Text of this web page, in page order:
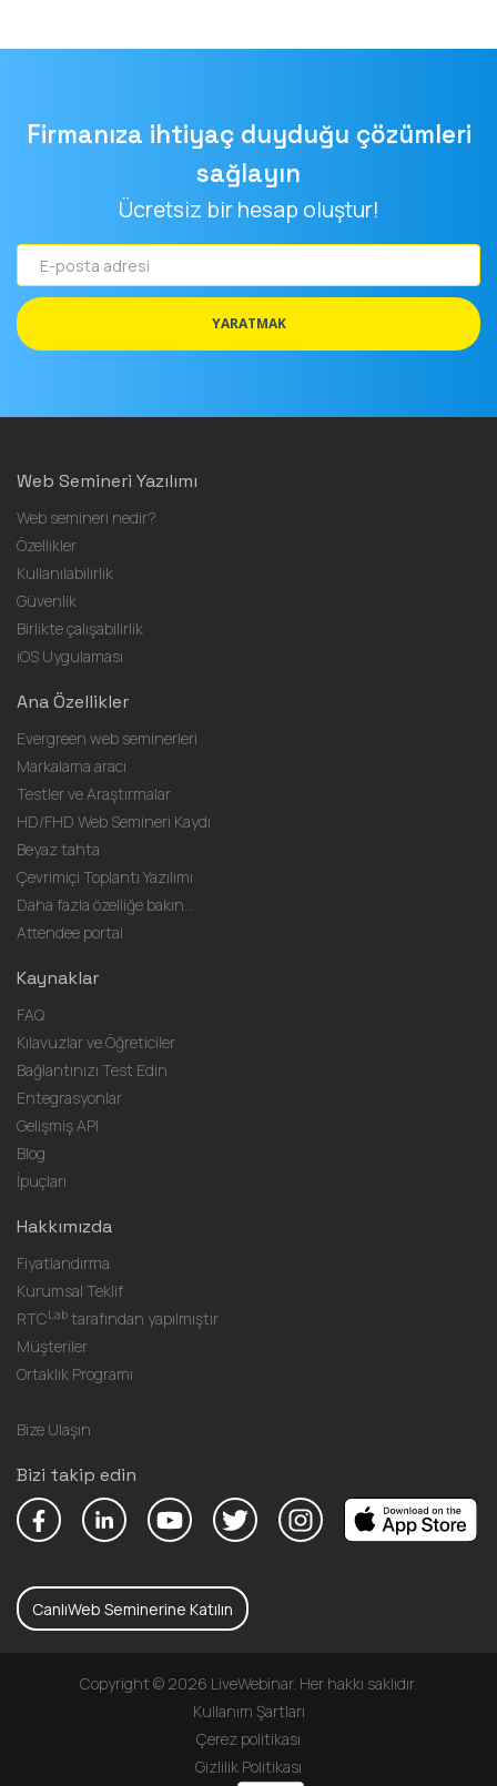
Firmanıza ihtiyaç duyduğu çözümleri
sağlayın
Ücretsiz bir hesap oluştur!
posta
adresi
YARATMAK
Web Semineri Yazılımı
Web semineri nedir?
Özellikler
Kullanılabilirlik
Güvenlik
Birlikte çalışabilirlik
iOS Uygulaması
Ana Özellikler
Evergreen web seminerleri
Markalama aracı
Testler ve Araştırmalar
HD/FHD Web Semineri Kaydı
Beyaz tahta
Çevrimiçi Toplantı Yazılımı
Daha fazla özelliğe bakın...
Attendee portal
Kaynaklar
FAQ
Kılavuzlar ve Öğreticiler
Bağlantınızı Test Edin
Entegrasyonlar
Gelişmiş API
Blog
İpuçları
Hakkımızda
Fiyatlandırma
Kurumsal Teklif
RTCLab tarafından yapılmıştır
Müşteriler
Ortaklık Programı
Bize Ulaşın
Bizi takip edin
CanlıWeb Seminerine Katılın
Copyright © 2026 LiveWebinar. Her hakkı saklıdır.
Kullanım Şartları
Çerez politikası
Gizlilik Politikası